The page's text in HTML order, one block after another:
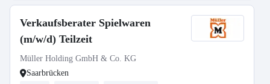
Verkaufsberater Spielwaren
(m/w/d) Teilzeit
Müller Holding GmbH & Co. KG
Saarbrücken